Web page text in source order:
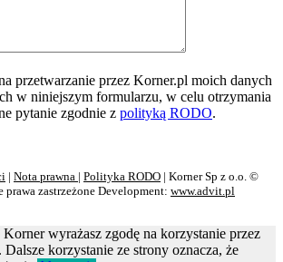
przetwarzanie przez Korner.pl moich danych
w niniejszym formularzu, w celu otrzymania
pytanie zgodnie z polityką RODO.
| Nota prawna | Polityka RODO | Korner Sp z o.o. ©
prawa zastrzeżone Development: www.advit.pl
wyrażasz zgodę na korzystanie przez
korzystanie ze strony oznacza, że